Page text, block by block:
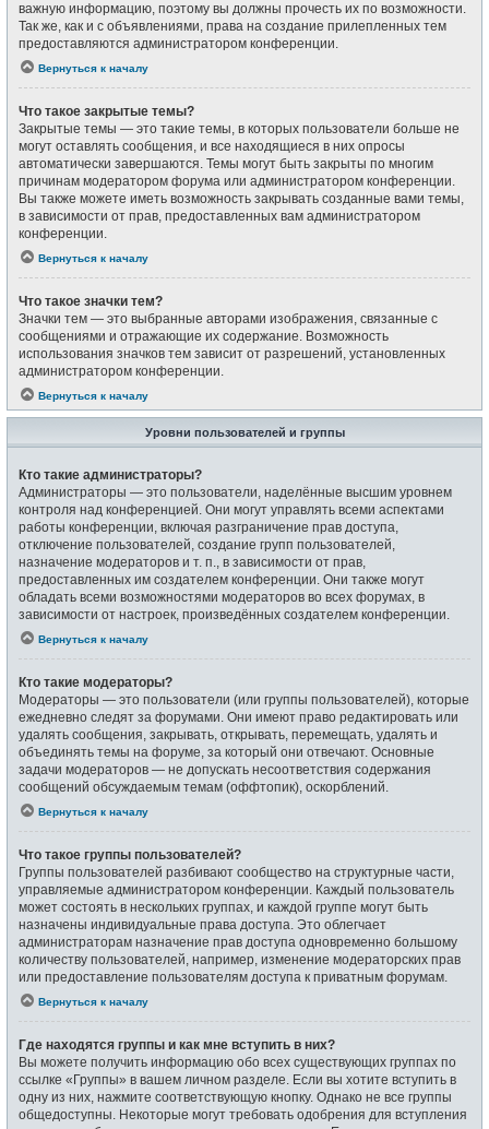
важную информацию, поэтому вы должны прочесть их по возможности.
Так же, как и с объявлениями, права на создание прилепленных тем
предоставляются администратором конференции.
Вернуться к началу
Что такое закрытые темы?
Закрытые темы — это такие темы, в которых пользователи больше не
могут оставлять сообщения, и все находящиеся в них опросы
автоматически завершаются. Темы могут быть закрыты по многим
причинам модератором форума или администратором конференции.
Вы также можете иметь возможность закрывать созданные вами темы,
в зависимости от прав, предоставленных вам администратором
конференции.
Вернуться к началу
Что такое значки тем?
Значки тем — это выбранные авторами изображения, связанные с
сообщениями и отражающие их содержание. Возможность
использования значков тем зависит от разрешений, установленных
администратором конференции.
Вернуться к началу
Уровни пользователей и группы
Кто такие администраторы?
Администраторы — это пользователи, наделённые высшим уровнем
контроля над конференцией. Они могут управлять всеми аспектами
работы конференции, включая разграничение прав доступа,
отключение пользователей, создание групп пользователей,
назначение модераторов и т. п., в зависимости от прав,
предоставленных им создателем конференции. Они также могут
обладать всеми возможностями модераторов во всех форумах, в
зависимости от настроек, произведённых создателем конференции.
Вернуться к началу
Кто такие модераторы?
Модераторы — это пользователи (или группы пользователей), которые
ежедневно следят за форумами. Они имеют право редактировать или
удалять сообщения, закрывать, открывать, перемещать, удалять и
объединять темы на форуме, за который они отвечают. Основные
задачи модераторов — не допускать несоответствия содержания
сообщений обсуждаемым темам (оффтопик), оскорблений.
Вернуться к началу
Что такое группы пользователей?
Группы пользователей разбивают сообщество на структурные части,
управляемые администратором конференции. Каждый пользователь
может состоять в нескольких группах, и каждой группе могут быть
назначены индивидуальные права доступа. Это облегчает
администраторам назначение прав доступа одновременно большому
количеству пользователей, например, изменение модераторских прав
или предоставление пользователям доступа к приватным форумам.
Вернуться к началу
Где находятся группы и как мне вступить в них?
Вы можете получить информацию обо всех существующих группах по
ссылке «Группы» в вашем личном разделе. Если вы хотите вступить в
одну из них, нажмите соответствующую кнопку. Однако не все группы
общедоступны. Некоторые могут требовать одобрения для вступления